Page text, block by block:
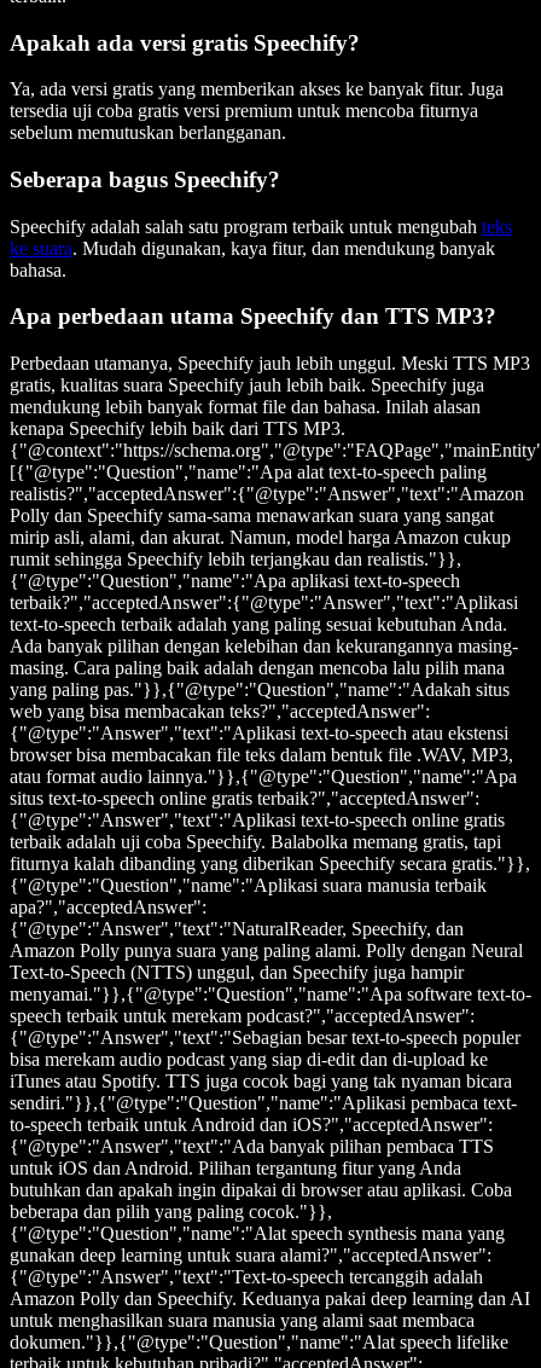
Apakah ada versi gratis Speechify?
Ya, ada versi gratis yang memberikan akses ke banyak fitur. Juga
tersedia uji coba gratis versi premium untuk mencoba fiturnya
sebelum memutuskan berlangganan.
Seberapa bagus Speechify?
Speechify adalah salah satu program terbaik untuk mengubah teks
ke suara. Mudah digunakan, kaya fitur, dan mendukung banyak
bahasa.
Apa perbedaan utama Speechify dan TTS MP3?
Perbedaan utamanya, Speechify jauh lebih unggul. Meski TTS MP3
gratis, kualitas suara Speechify jauh lebih baik. Speechify juga
mendukung lebih banyak format file dan bahasa. Inilah alasan
kenapa Speechify lebih baik dari TTS MP3.
{"@context":"https://
[{"@type":"Question","name":"Apa alat text-to-speech paling
realistis?","acceptedAnswer":{"@type":"Answer","text":"Amazon
Polly dan Speechify sama-sama menawarkan suara yang sangat
mirip asli, alami, dan akurat. Namun, model harga Amazon cukup
rumit sehingga Speechify lebih terjangkau dan realistis."}},
{"@type":"Question","name":"Apa aplikasi text-to-speech
terbaik?","acceptedAnswer":{"@type":"Answer","text":"Aplikasi
text-to-speech terbaik adalah yang paling sesuai kebutuhan Anda.
Ada banyak pilihan dengan kelebihan dan kekurangannya masing-
masing. Cara paling baik adalah dengan mencoba lalu pilih mana
yang paling pas."}},{"@type":"Question","name":"Adakah situs
web yang bisa membacakan teks?","acceptedAnswer":
{"@type":"Answer","text":"Aplikasi text-to-speech atau ekstensi
browser bisa membacakan file teks dalam bentuk file .WAV, MP3,
atau format audio lainnya."}},{"@type":"Question","name":"Apa
situs text-to-speech online gratis terbaik?","acceptedAnswer":
{"@type":"Answer","text":"Aplikasi text-to-speech online gratis
terbaik adalah uji coba Speechify. Balabolka memang gratis, tapi
fiturnya kalah dibanding yang diberikan Speechify secara gratis."}},
{"@type":"Question","name":"Aplikasi suara manusia terbaik
apa?","acceptedAnswer":
{"@type":"Answer","text":"NaturalReader, Speechify, dan
Amazon Polly punya suara yang paling alami. Polly dengan Neural
Text-to-Speech (NTTS) unggul, dan Speechify juga hampir
menyamai."}},{"@type":"Question","name":"Apa software text-to-
speech terbaik untuk merekam podcast?","acceptedAnswer":
{"@type":"Answer","text":"Sebagian besar text-to-speech populer
bisa merekam audio podcast yang siap di-edit dan di-upload ke
iTunes atau Spotify. TTS juga cocok bagi yang tak nyaman bicara
sendiri."}},{"@type":"Question","name":"Aplikasi pembaca text-
to-speech terbaik untuk Android dan iOS?","acceptedAnswer":
{"@type":"Answer","text":"Ada banyak pilihan pembaca TTS
untuk iOS dan Android. Pilihan tergantung fitur yang Anda
butuhkan dan apakah ingin dipakai di browser atau aplikasi. Coba
beberapa dan pilih yang paling cocok."}},
{"@type":"Question","name":"Alat speech synthesis mana yang
gunakan deep learning untuk suara alami?","acceptedAnswer":
{"@type":"Answer","text":"Text-to-speech tercanggih adalah
Amazon Polly dan Speechify. Keduanya pakai deep learning dan AI
untuk menghasilkan suara manusia yang alami saat membaca
dokumen."}},{"@type":"Question","name":"Alat speech lifelike